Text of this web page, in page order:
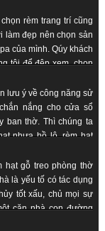
rèm trang trí cũng
làm đẹp nên chọn sản
của mình. Qúy khách
tôi để đệp xem, chọn
viên lâu năm trong
phí, được sử dụng sản
lưu ý về công năng sử
nắng cho cửa sổ
ban thờ. Thì chúng ta
nhựa hồ lô, rèm hạt
may mắn, tài lộc
hạt gỗ treo phòng thờ
là yếu tố có tác dụng
tốt xấu, chủ mọi sự
căn nhà con đường
vì vậy các loại vật